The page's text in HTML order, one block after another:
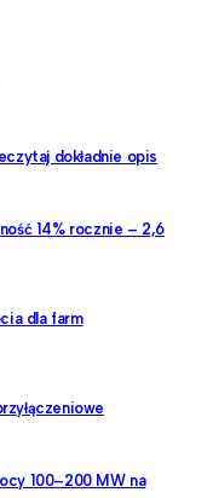
dokładnie opis
14% rocznie – 2,6
dla farm
100–200 MW na